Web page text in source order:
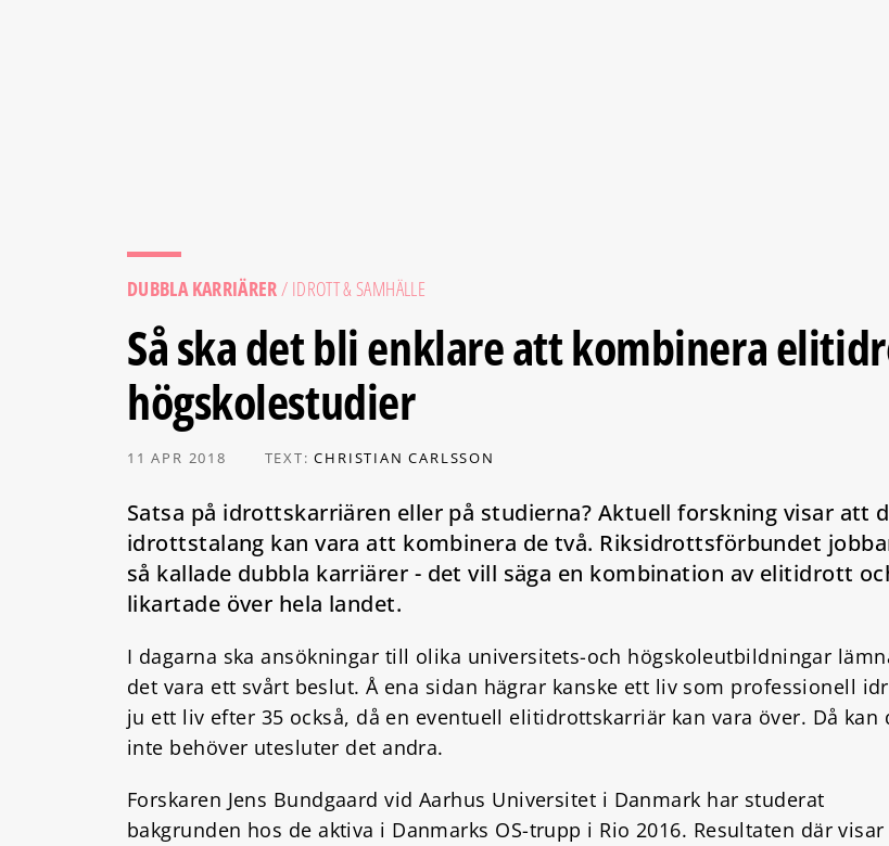
DUBBLA KARRIÄRER/ IDROTT & SAMHÄLLE
Så ska det bli enklare att kombinera
högskolestudier
11 APR 2018 TEXT:CHRISTIAN CARLSSON
Satsa på idrottskarriären eller på studierna? Aktuell forskning visar att
idrottstalang kan vara att kombinera de två. Riksidrottsförbundet
så kallade dubbla karriärer - det vill säga en kombination av elitidrott
likartade över hela landet.
I dagarna ska ansökningar till olika universitets-och högskoleutbildningar
det vara ett svårt beslut. Å ena sidan hägrar kanske ett liv som professionell
ju ett liv efter 35 också, då en eventuell elitidrottskarriär kan vara över. Då kan
inte behöver utesluter det andra.
Forskaren Jens Bundgaard vid Aarhus Universitet i Danmark har studerat
bakgrunden hos de aktiva i Danmarks OS-trupp i Rio 2016. Resultaten där visar